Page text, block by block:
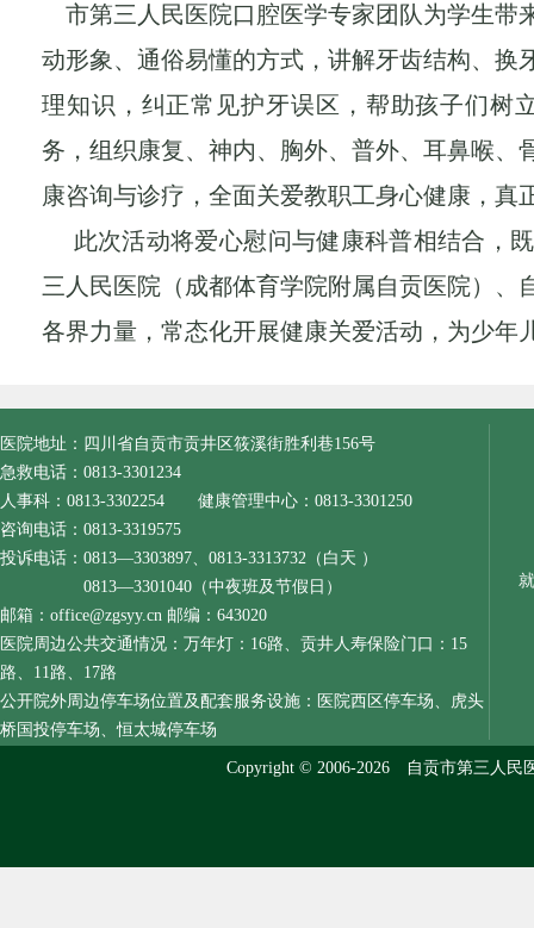
市第三人民医院口腔医学专家团队为学生带
动形象、通俗易懂的方式，讲解牙齿结构、
理知识，纠正常见护牙误区，帮助孩子们树
务，组织康复、 神内、胸外、普外、耳鼻喉、
康咨询与诊疗 ， 全面关爱教职工身心健康，真
此次活动将爱心慰问与健康科普相结合，
三人民医院（成都体育学院附属自贡医院）
各界力量，常态化开展健康关爱活动，为少年
医院地址：四川省自贡市贡井区筱溪街胜利巷156号
急救电话：0813-3301234
人事科：0813-3302254 健康管理中心：0813-3301250
咨询电话：0813-3319575
投诉电话：0813—3303897、0813-3313732（白天 ）
0813—3301040（中夜班及节假日）
邮箱：office@zgsyy.cn 邮编：643020
医院周边公共交通情况：万年灯：16路、贡井人寿保险门口：15
路、11路、17路
公开院外周边停车场位置及配套服务设施：医院西区停车场、虎头
桥国投停车场、恒太城停车场
Copyright © 2006-2026 自贡市第三人